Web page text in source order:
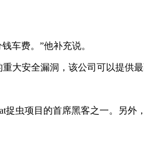
车费。”他补充说。
大安全漏洞，该公司可以提供最
捉虫项目的首席黑客之一。另